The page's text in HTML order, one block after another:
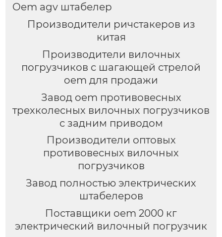
Oem agv штабелер
Производители ричстакеров из
китая
Производители вилочных
погрузчиков с шагающей стрелой
oem для продажи
Завод oem противовесных
трехколесных вилочных погрузчиков
с задним приводом
Производители оптовых
противовесных вилочных
погрузчиков
Завод полностью электрических
штабелеров
Поставщики oem 2000 кг
электрический вилочный погрузчик